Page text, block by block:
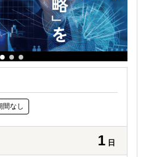
間なし
1 日